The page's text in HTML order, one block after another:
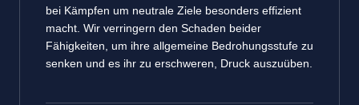
bei Kämpfen um neutrale Ziele besonders effizient
macht. Wir verringern den Schaden beider
Fähigkeiten, um ihre allgemeine Bedrohungsstufe zu
senken und es ihr zu erschweren, Druck auszuüben.